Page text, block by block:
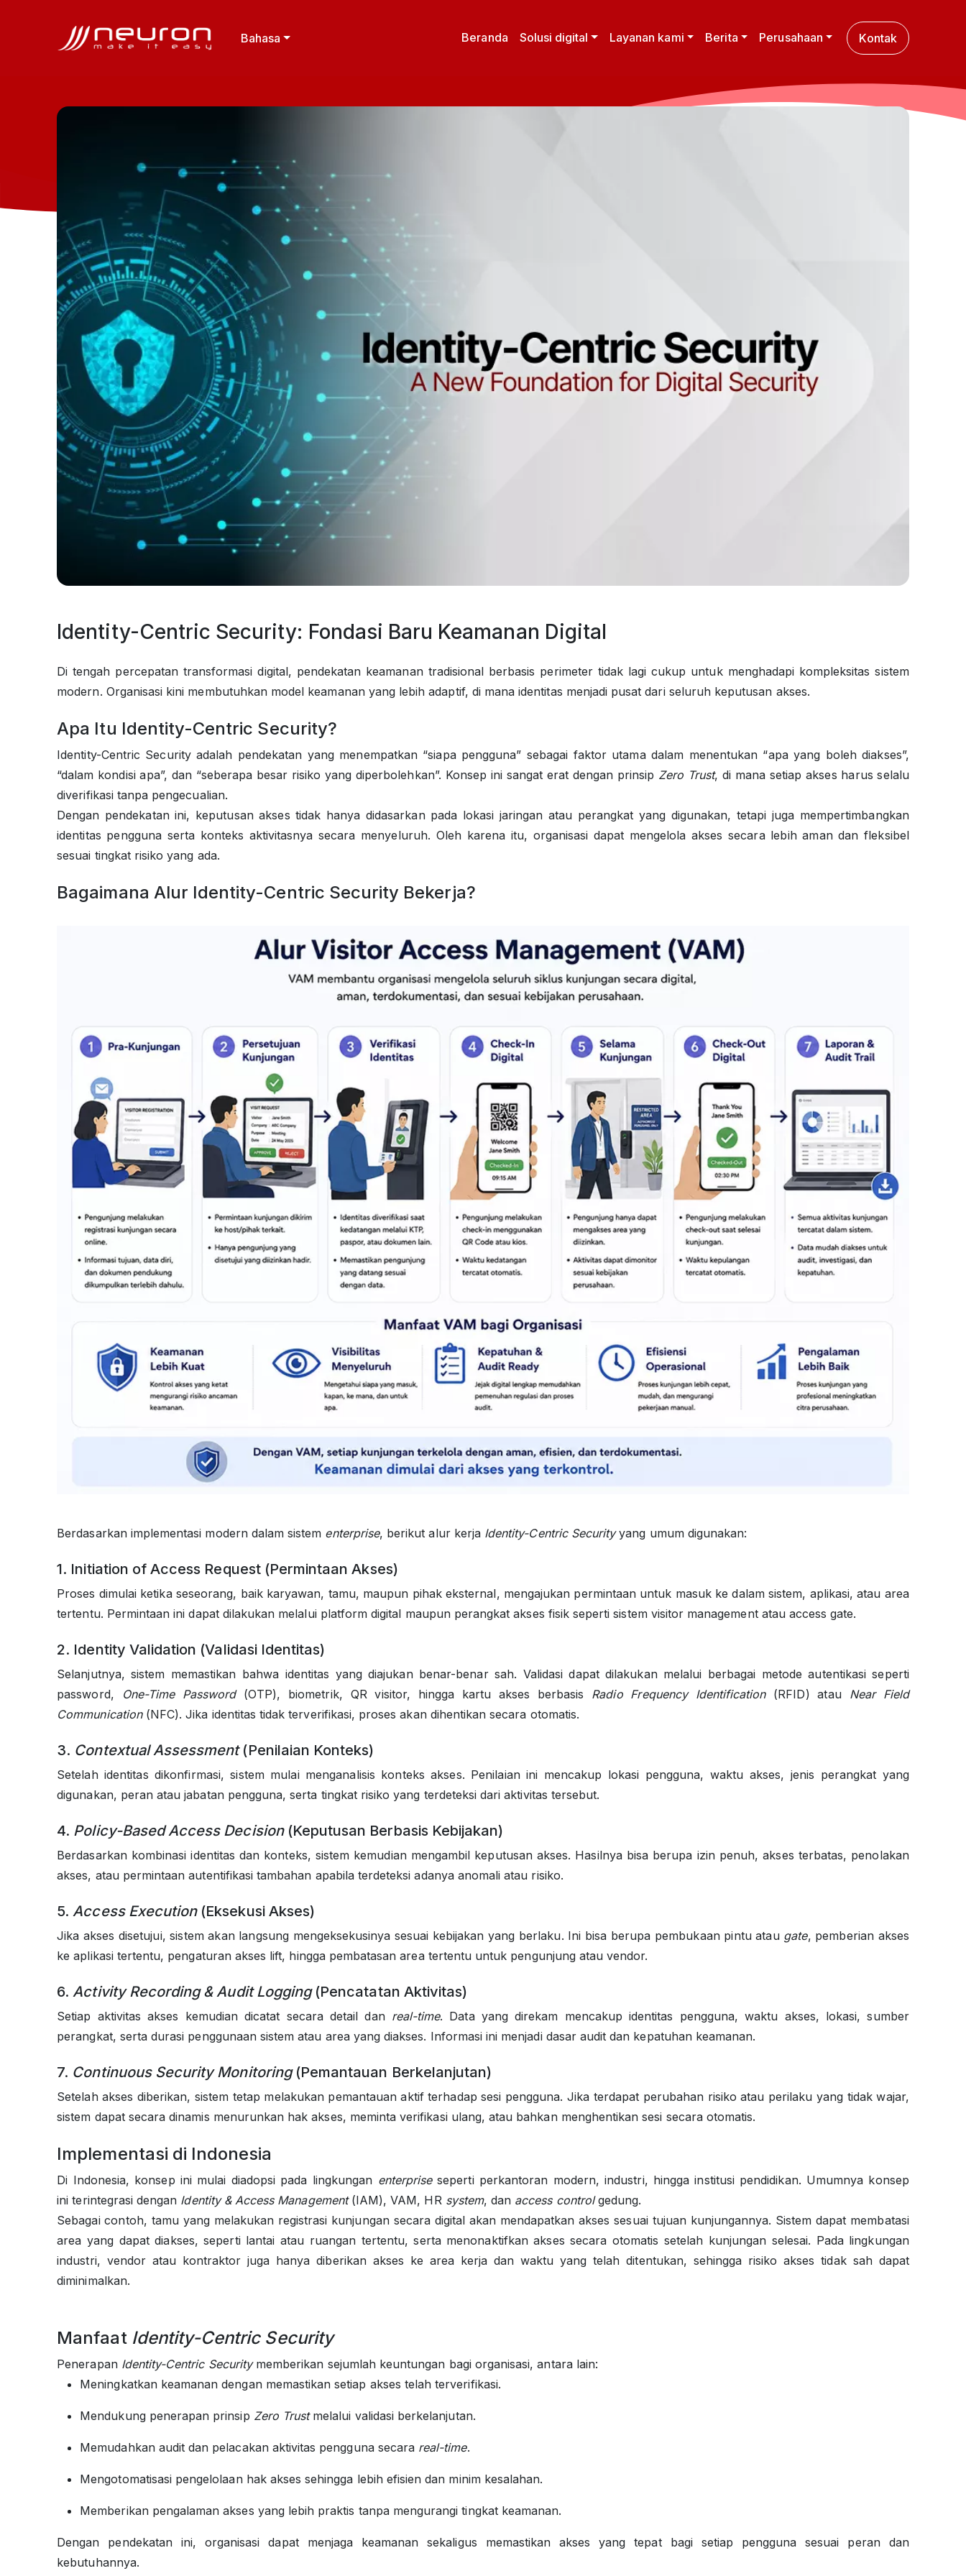
Bahasa Beranda Solusi digital Layanan kami Berita Perusahaan Kontak
Identity-Centric Security: Fondasi Baru Keamanan Digital
Di tengah percepatan transformasi digital, pendekatan keamanan tradisional berbasis perimeter tidak lagi cukup untuk menghadapi kompleksitas sistem
modern. Organisasi kini membutuhkan model keamanan yang lebih adaptif, di mana identitas menjadi pusat dari seluruh keputusan akses.
Apa Itu Identity-Centric Security?
Identity-Centric Security adalah pendekatan yang menempatkan “siapa pengguna” sebagai faktor utama dalam menentukan “apa yang boleh diakses”,
“dalam kondisi apa”, dan “seberapa besar risiko yang diperbolehkan”. Konsep ini sangat erat dengan prinsip Zero Trust, di mana setiap akses harus selalu
diverifikasi tanpa pengecualian.
Dengan pendekatan ini, keputusan akses tidak hanya didasarkan pada lokasi jaringan atau perangkat yang digunakan, tetapi juga mempertimbangkan
identitas pengguna serta konteks aktivitasnya secara menyeluruh. Oleh karena itu, organisasi dapat mengelola akses secara lebih aman dan fleksibel
sesuai tingkat risiko yang ada.
Bagaimana Alur Identity-Centric Security Bekerja?
Berdasarkan implementasi modern dalam sistem enterprise, berikut alur kerja Identity-Centric Securityyang umum digunakan:
1. Initiation of Access Request (Permintaan Akses)
Proses dimulai ketika seseorang, baik karyawan, tamu, maupun pihak eksternal, mengajukan permintaan untuk masuk ke dalam sistem, aplikasi, atau area
tertentu. Permintaan ini dapat dilakukan melalui platform digital maupun perangkat akses fisik seperti sistem visitor management atau access gate.
2. Identity Validation (Validasi Identitas)
Selanjutnya, sistem memastikan bahwa identitas yang diajukan benar-benar sah. Validasi dapat dilakukan melalui berbagai metode autentikasi seperti
password,
One-Time Password(OTP), biometrik, QR visitor, hingga kartu akses berbasis Radio Frequency Identification(RFID) atau Near Field
Communication(NFC). Jika identitas tidak terverifikasi, proses akan dihentikan secara otomatis.
3. Contextual Assessment(Penilaian Konteks)
Setelah identitas dikonfirmasi, sistem mulai menganalisis konteks akses. Penilaian ini mencakup lokasi pengguna, waktu akses, jenis perangkat yang
digunakan, peran atau jabatan pengguna, serta tingkat risiko yang terdeteksi dari aktivitas tersebut.
4. Policy-Based Access Decision(Keputusan Berbasis Kebijakan)
Berdasarkan kombinasi identitas dan konteks, sistem kemudian mengambil keputusan akses. Hasilnya bisa berupa izin penuh, akses terbatas, penolakan
akses, atau permintaan autentifikasi tambahan apabila terdeteksi adanya anomali atau risiko.
5. Access Execution(Eksekusi Akses)
Jika akses disetujui, sistem akan langsung mengeksekusinya sesuai kebijakan yang berlaku. Ini bisa berupa pembukaan pintu atau gate, pemberian akses
ke aplikasi tertentu, pengaturan akses lift, hingga pembatasan area tertentu untuk pengunjung atau vendor.
6. Activity Recording & Audit Logging(Pencatatan Aktivitas)
Setiap aktivitas akses kemudian dicatat secara detail dan real-time. Data yang direkam mencakup identitas pengguna, waktu akses, lokasi, sumber
perangkat, serta durasi penggunaan sistem atau area yang diakses. Informasi ini menjadi dasar audit dan kepatuhan keamanan.
7. Continuous Security Monitoring(Pemantauan Berkelanjutan)
Setelah akses diberikan, sistem tetap melakukan pemantauan aktif terhadap sesi pengguna. Jika terdapat perubahan risiko atau perilaku yang tidak wajar,
sistem dapat secara dinamis menurunkan hak akses, meminta verifikasi ulang, atau bahkan menghentikan sesi secara otomatis.
Implementasi di Indonesia
Di Indonesia, konsep ini mulai diadopsi pada lingkungan enterpriseseperti perkantoran modern, industri, hingga institusi pendidikan. Umumnya konsep
ini terintegrasi dengan Identity & Access Management(IAM), VAM, HR system, dan access controlgedung.
Sebagai contoh, tamu yang melakukan registrasi kunjungan secara digital akan mendapatkan akses sesuai tujuan kunjungannya. Sistem dapat membatasi
area yang dapat diakses, seperti lantai atau ruangan tertentu, serta menonaktifkan akses secara otomatis setelah kunjungan selesai. Pada lingkungan
industri, vendor atau kontraktor juga hanya diberikan akses ke area kerja dan waktu yang telah ditentukan, sehingga risiko akses tidak sah dapat
diminimalkan.
Manfaat Identity-Centric Security
PenerapanIdentity-Centric Securitymemberikan sejumlah keuntungan bagi organisasi, antara lain:
Meningkatkan keamanan dengan memastikan setiap akses telah terverifikasi.
Mendukung penerapan prinsip Zero Trustmelalui validasi berkelanjutan.
Memudahkan audit dan pelacakan aktivitas pengguna secara real-time.
Mengotomatisasi pengelolaan hak akses sehingga lebih efisien dan minim kesalahan.
Memberikan pengalaman akses yang lebih praktis tanpa mengurangi tingkat keamanan.
Dengan pendekatan ini, organisasi dapat menjaga keamanan sekaligus memastikan akses yang tepat bagi setiap pengguna sesuai peran dan
kebutuhannya.